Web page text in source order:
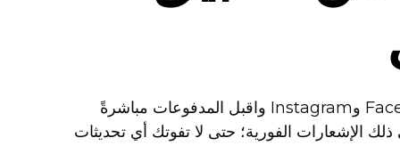
أضف منتجات جديدة بالتقاط صورة بهاتفك وشارك منتجاتك على Facebook وInstagram واقبل المدفوعات مباشرةً
الإشعارات الفورية؛ حتى لا تفوتك أي تحديثات